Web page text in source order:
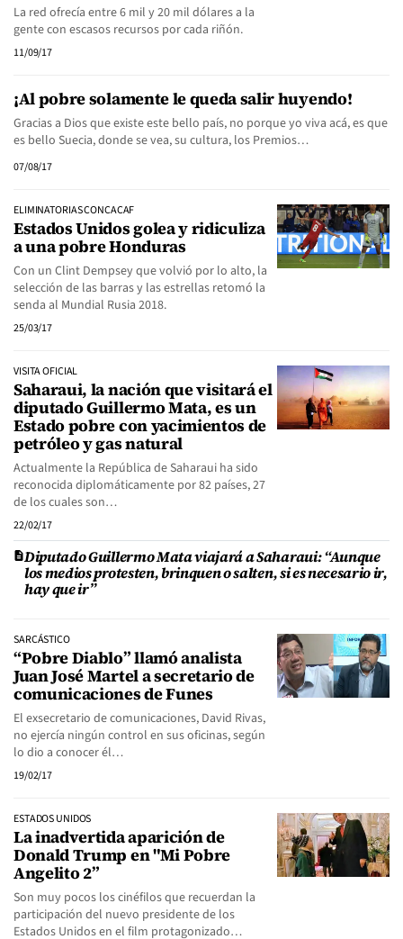
La red ofrecía entre 6 mil y 20 mil dólares a la
gente con escasos recursos por cada riñón.
11/09/17
¡Al pobre solamente le queda salir huyendo!
Gracias a Dios que existe este bello país, no porque yo viva acá, es que
es bello Suecia, donde se vea, su cultura, los Premios…
07/08/17
ELIMINATORIAS CONCACAF
Estados Unidos golea y ridiculiza
a una pobre Honduras
Con un Clint Dempsey que volvió por lo alto, la
selección de las barras y las estrellas retomó la
senda al Mundial Rusia 2018.
25/03/17
VISITA OFICIAL
Saharaui, la nación que visitará el
diputado Guillermo Mata, es un
Estado pobre con yacimientos de
petróleo y gas natural
Actualmente la República de Saharaui ha sido
reconocida diplomáticamente por 82 países, 27
de los cuales son…
22/02/17
Diputado Guillermo Mata viajará a Saharaui: “Aunque
los medios protesten, brinquen o salten, si es necesario ir,
hay que ir”
SARCÁSTICO
“Pobre Diablo” llamó analista
Juan José Martel a secretario de
comunicaciones de Funes
El exsecretario de comunicaciones, David Rivas,
no ejercía ningún control en sus oficinas, según
lo dio a conocer él…
19/02/17
ESTADOS UNIDOS
La inadvertida aparición de
Donald Trump en "Mi Pobre
Angelito 2”
Son muy pocos los cinéfilos que recuerdan la
participación del nuevo presidente de los
Estados Unidos en el film protagonizado…